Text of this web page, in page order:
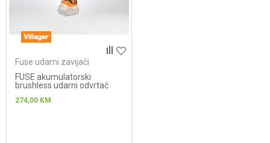
Fuse udarni zavijači
FUSE akumulatorski
brushless udarni odvrtač
274,00 KM